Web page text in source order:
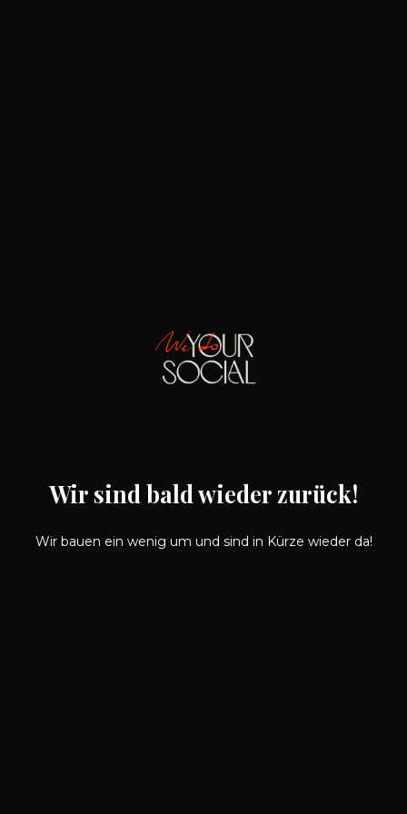
Wir sind bald wieder zurück!
Wir bauen ein wenig um und sind in Kürze wieder da!